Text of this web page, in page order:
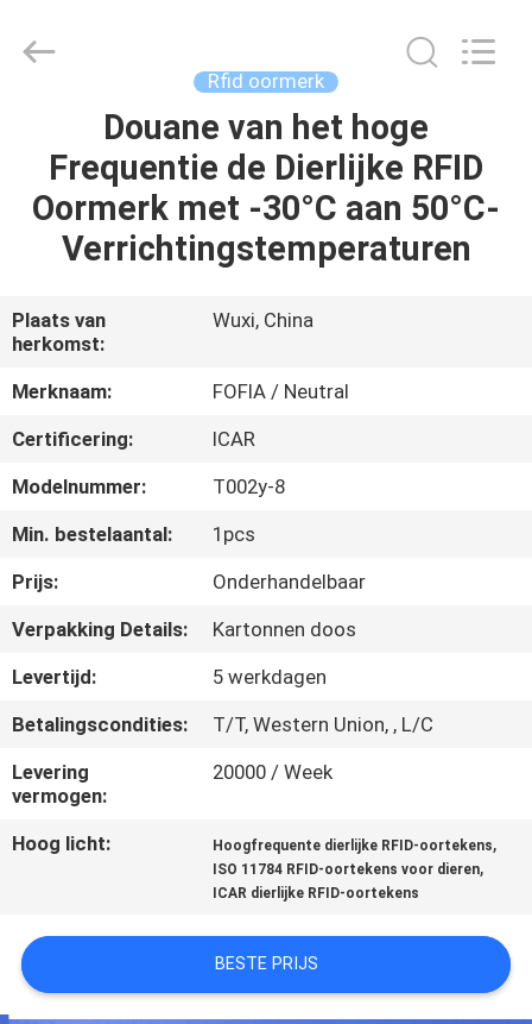
PRODUCTEN
ONGEVEER
ONS
FABRIEKSREIS
KWALITEITSCONTROLE
CONTACTEER
ONS
NIEUWS
VERZOEK
OM EEN
SITEMAP
Rfid oormerk
Douane van het hoge
Frequentie de Dierlijke RFID
Oormerk met -30°C aan 50°C-
Verrichtingstemperaturen
Plaats van
herkomst:
Wuxi, China
Merknaam:
FOFIA / Neutral
Certificering:
ICAR
Modelnummer:
T002y-8
Min. bestelaantal:
1pcs
Prijs:
Onderhandelbaar
Verpakking Details:
Kartonnen doos
Levertijd:
5 werkdagen
Betalingscondities:
T/T, Western Union, , L/C
Levering
vermogen:
20000 / Week
Hoog licht: Hoogfrequente dierlijke RFID-oortekens,
ISO 11784 RFID-oortekens voor dieren,
ICAR dierlijke RFID-oortekens
BESTE PRIJS